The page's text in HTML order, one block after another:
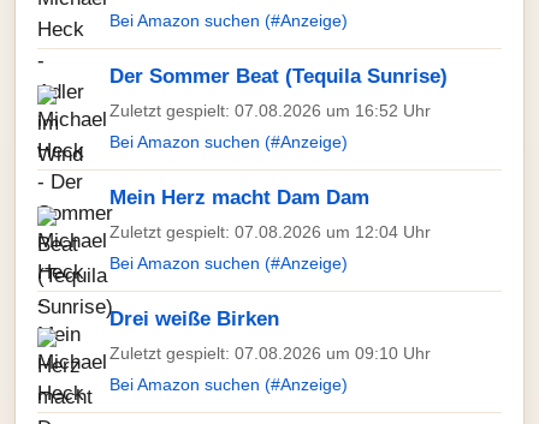
Bei Amazon suchen (#Anzeige)
Der Sommer Beat (Tequila Sunrise)
Zuletzt gespielt: 07.08.2026 um 16:52 Uhr
Bei Amazon suchen (#Anzeige)
Mein Herz macht Dam Dam
Zuletzt gespielt: 07.08.2026 um 12:04 Uhr
Bei Amazon suchen (#Anzeige)
Drei weiße Birken
Zuletzt gespielt: 07.08.2026 um 09:10 Uhr
Bei Amazon suchen (#Anzeige)